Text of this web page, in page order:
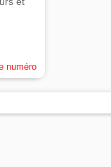
numéro